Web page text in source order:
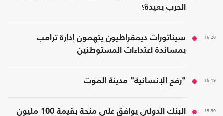
الحرب بعيدة؟
16:20
سيناتورات ديمقراطيون يتهمون إدارة ترامب
بمساندة اعتداءات المستوطنين
16:19 "رفح الإنسانية" مدينة الموت
15:50
البنك الدولي يوافق على منحة بقيمة 100 مليون